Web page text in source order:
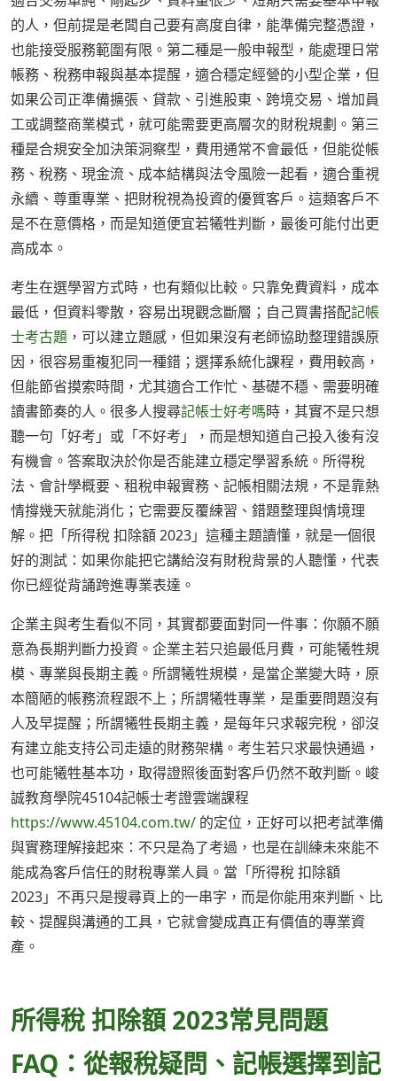
的人，但前提是老闆自己要有高度自律，能準備完整憑證，
也能接受服務範圍有限。第二種是一般申報型，能處理日常
帳務、稅務申報與基本提醒，適合穩定經營的小型企業，但
如果公司正準備擴張、貸款、引進股東、跨境交易、增加員
工或調整商業模式，就可能需要更高層次的財稅規劃。第三
種是合規安全加決策洞察型，費用通常不會最低，但能從帳
務、稅務、現金流、成本結構與法令風險一起看，適合重視
永續、尊重專業、把財稅視為投資的優質客戶。這類客戶不
是不在意價格，而是知道便宜若犧牲判斷，最後可能付出更
高成本。
考生在選學習方式時，也有類似比較。只靠免費資料，成本
最低，但資料零散，容易出現觀念斷層；自己買書搭配記帳
士考古題 ，可以建立題感，但如果沒有老師協助整理錯誤原
因，很容易重複犯同一種錯；選擇系統化課程，費用較高，
但能節省摸索時間，尤其適合工作忙、基礎不穩、需要明確
讀書節奏的人。很多人搜尋記帳士好考嗎時，其實不是只想
聽一句「好考」或「不好考」，而是想知道自己投入後有沒
有機會。答案取決於你是否能建立穩定學習系統。所得稅
法、會計學概要、租稅申報實務、記帳相關法規，不是靠熱
情撐幾天就能消化；它需要反覆練習、錯題整理與情境理
解。把「所得稅 扣除額 2023」這種主題讀懂，就是一個很
好的測試：如果你能把它講給沒有財稅背景的人聽懂，代表
你已經從背誦跨進專業表達。
企業主與考生看似不同，其實都要面對同一件事：你願不願
意為長期判斷力投資。企業主若只追最低月費，可能犧牲規
模、專業與長期主義。所謂犧牲規模，是當企業變大時，原
本簡陋的帳務流程跟不上；所謂犧牲專業，是重要問題沒有
人及早提醒；所謂犧牲長期主義，是每年只求報完稅，卻沒
有建立能支持公司走遠的財務架構。考生若只求最快通過，
也可能犧牲基本功，取得證照後面對客戶仍然不敢判斷。峻
誠教育學院45104記帳士考證雲端課程
https://www.45104.com.tw/ 的定位，正好可以把考試準備
與實務理解接起來：不只是為了考過，也是在訓練未來能不
能成為客戶信任的財稅專業人員。當「所得稅 扣除額
2023」不再只是搜尋頁上的一串字，而是你能用來判斷、比
較、提醒與溝通的工具，它就會變成真正有價值的專業資
產。
所得稅 扣除額 2023常見問題
FAQ：從報稅疑問、記帳選擇到記